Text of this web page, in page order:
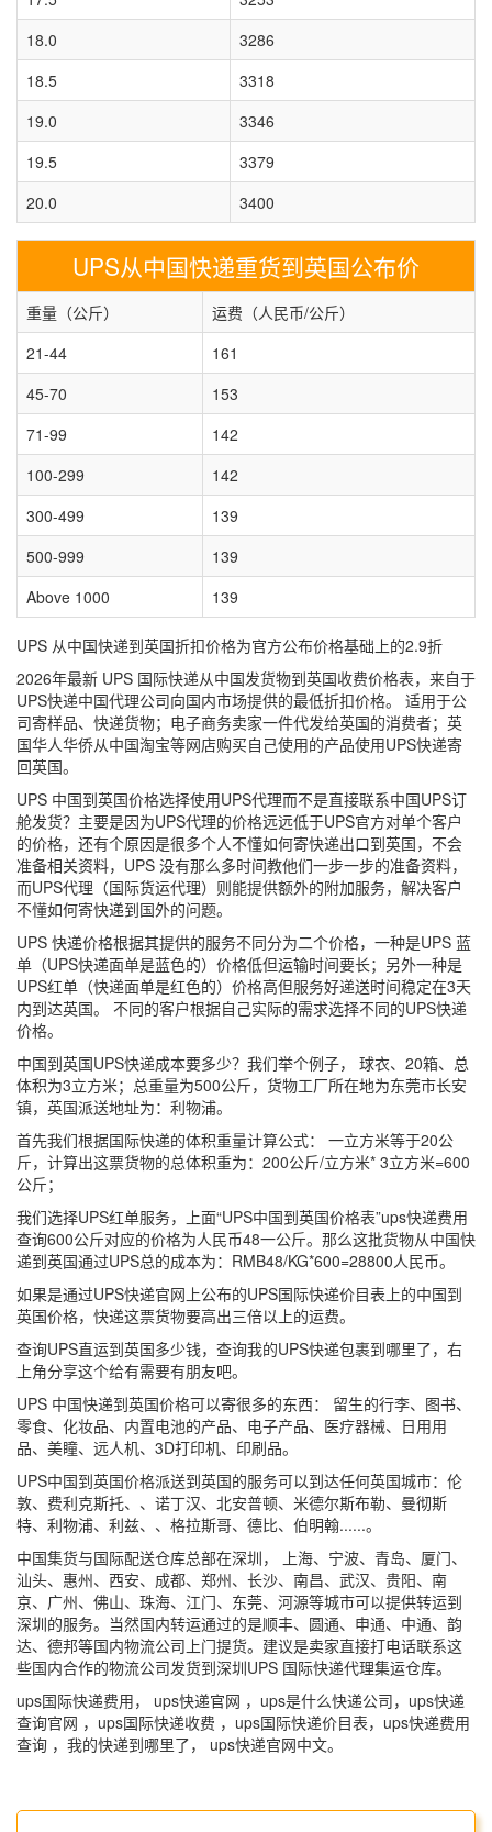
18.0
3286
18.5
3318
19.0
3346
19.5
3379
20.0
3400
UPS从中国快递重货到英国公布价
重量（公斤）
运费（人民币/公斤）
21-44
161
45-70
153
71-99
142
100-299
142
300-499
139
500-999
139
Above 1000
139
UPS 从中国快递到英国折扣价格为官方公布价格基础上的2.9折
2026年最新 UPS 国际快递从中国发货物到英国收费价格表，来自于
UPS快递中国代理公司向国内市场提供的最低折扣价格。 适用于公
司寄样品、快递货物；电子商务卖家一件代发给英国的消费者；英
国华人华侨从中国淘宝等网店购买自己使用的产品使用UPS快递寄
回英国。
UPS 中国到英国价格选择使用UPS代理而不是直接联系中国UPS订
舱发货？主要是因为UPS代理的价格远远低于UPS官方对单个客户
的价格，还有个原因是很多个人不懂如何寄快递出口到英国，不会
准备相关资料，UPS 没有那么多时间教他们一步一步的准备资料，
而UPS代理（国际货运代理）则能提供额外的附加服务，解决客户
不懂如何寄快递到国外的问题。
UPS 快递价格根据其提供的服务不同分为二个价格，一种是UPS 蓝
单（UPS快递面单是蓝色的）价格低但运输时间要长；另外一种是
UPS红单（快递面单是红色的）价格高但服务好递送时间稳定在3天
内到达英国。 不同的客户根据自己实际的需求选择不同的UPS快递
价格。
中国到英国UPS快递成本要多少？我们举个例子， 球衣、20箱、总
体积为3立方米；总重量为500公斤，货物工厂所在地为东莞市长安
镇，英国派送地址为：利物浦。
首先我们根据国际快递的体积重量计算公式： 一立方米等于20公
斤，计算出这票货物的总体积重为：200公斤/立方米* 3立方米=600
公斤；
我们选择UPS红单服务，上面“UPS中国到英国价格表”ups快递费用
查询600公斤对应的价格为人民币48一公斤。那么这批货物从中国快
递到英国通过UPS总的成本为：RMB48/KG*600=28800人民币。
如果是通过UPS快递官网上公布的UPS国际快递价目表上的中国到
英国价格，快递这票货物要高出三倍以上的运费。
查询UPS直运到英国多少钱，查询我的UPS快递包裹到哪里了，右
上角分享这个给有需要有朋友吧。
UPS 中国快递到英国价格可以寄很多的东西： 留生的行李、图书、
零食、化妆品、内置电池的产品、电子产品、医疗器械、日用用
品、美瞳、远人机、3D打印机、印刷品。
UPS中国到英国价格派送到英国的服务可以到达任何英国城市：伦
敦、费利克斯托、、诺丁汉、北安普顿、米德尔斯布勒、曼彻斯
特、利物浦、利兹、、格拉斯哥、德比、伯明翰......。
中国集货与国际配送仓库总部在深圳， 上海、宁波、青岛、厦门、
汕头、惠州、西安、成都、郑州、长沙、南昌、武汉、贵阳、南
京、广州、佛山、珠海、江门、东莞、河源等城市可以提供转运到
深圳的服务。当然国内转运通过的是顺丰、圆通、申通、中通、韵
达、德邦等国内物流公司上门提货。建议是卖家直接打电话联系这
些国内合作的物流公司发货到深圳UPS 国际快递代理集运仓库。
ups国际快递费用， ups快递官网 ，ups是什么快递公司，ups快递
查询官网 ，ups国际快递收费 ，ups国际快递价目表，ups快递费用
查询 ，我的快递到哪里了， ups快递官网中文。